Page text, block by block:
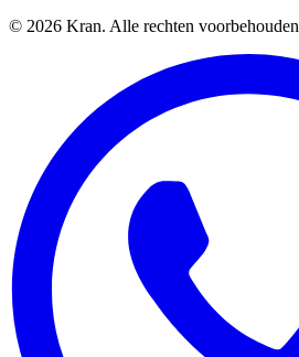
© 2026 Kran. Alle rechten voorbehouden